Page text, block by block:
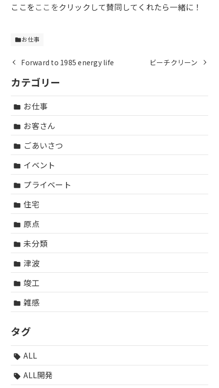
ここを ここをクリックして賛同してくれたら一緒に！
folderお仕事
Forward to 1985 energy life ビーチクリーン
カテゴリー
folder お仕事
folder お客さん
folder ごあいさつ
folder イベント
folder プライベート
folder 住宅
folder 原点
folder 未分類
folder 津波
folder 竣工
folder 雑感
タグ
sell ALL
sell ALL開発